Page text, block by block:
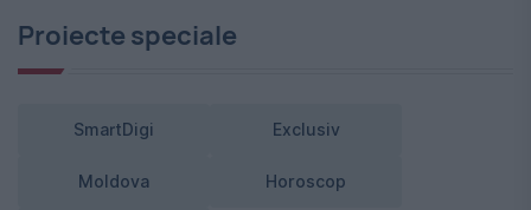
Proiecte speciale
SmartDigi Exclusiv
Moldova Horoscop